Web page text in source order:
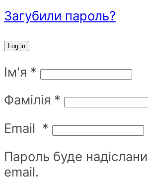
Загубили пароль?
Log in
Ім'я *
Фамілія *
Email *
Пароль буде
email.